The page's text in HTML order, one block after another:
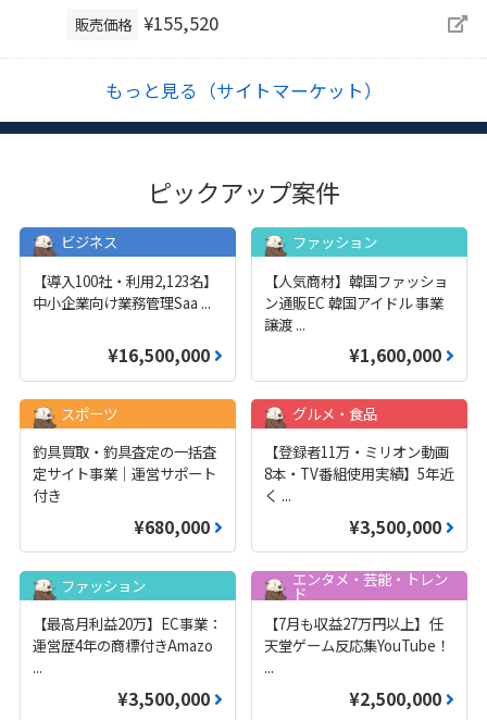
販売価格 ¥155,520
もっと見る（サイトマーケット）
ピックアップ案件
ビジネス
【導入100社・利用2,123名】
中小企業向け業務管理Saa ...
¥16,500,000
ファッション
【人気商材】韓国ファッショ
ン通販EC 韓国アイドル 事業
譲渡 ...
¥1,600,000
スポーツ
釣具買取・釣具査定の一括査
定サイト事業｜運営サポート
付き
¥680,000
グルメ・食品
【登録者11万・ミリオン動画
8本・TV番組使用実績】5年近
く ...
¥3,500,000
ファッション
【最高月利益20万】EC事業：
運営歴4年の商標付きAmazo
...
¥3,500,000
エンタメ・芸能・トレン
ド
【7月も収益27万円以上】任
天堂ゲーム反応集YouTube！
...
¥2,500,000